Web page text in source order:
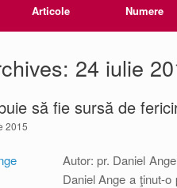
Articole Numere
24 iulie
să fie sursă de
2015
Autor: pr. Daniel
Daniel Ange a ţinut-